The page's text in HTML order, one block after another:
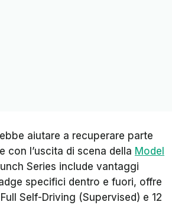
aiutare a recuperare parte
con l’uscita di scena della Model
Series include vantaggi
specifici dentro e fuori, offre
Self-Driving (Supervised) e 12